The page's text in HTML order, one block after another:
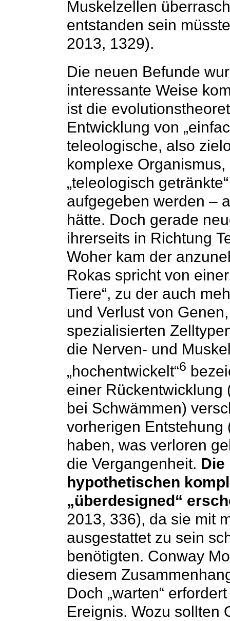
Muskelzellen
entstanden sein
2013, 1329).
Die neuen Befunde
interessante Weise
ist die
Entwicklung von
teleologische, also
komplexe
„teleologisch
aufgegeben werden –
hätte. Doch gerade
ihrerseits in Richtung
Woher kam der
Rokas spricht von
Tiere“, zu der auch
und Verlust von
spezialisierten
die Nerven- und
„hochentwickelt“6
einer Rückentwicklung
bei Schwämmen)
vorherigen Entstehung
haben, was verloren
die Vergangenheit. Die
hypothetischen
„überdesigned“
2013, 336), da sie mit
ausgestattet zu sein
benötigten. Conway
diesem
Doch „warten“
Ereignis. Wozu sollten